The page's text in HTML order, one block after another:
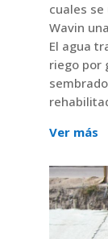
cuales
Wavin
El agua
riego por
Ver más